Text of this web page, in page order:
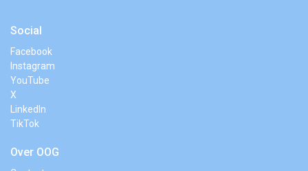
Social
Facebook
Instagram
YouTube
X
LinkedIn
TikTok
Over OOG